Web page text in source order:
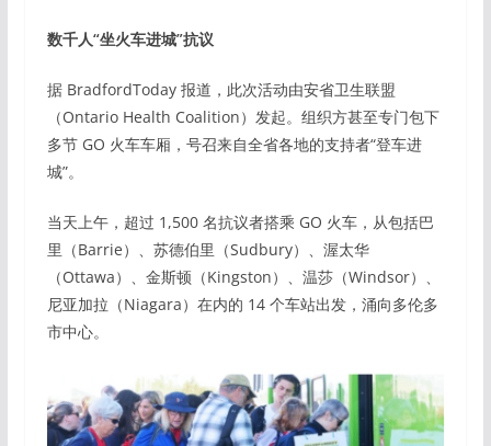
数千人“坐火车进城”抗议
据 BradfordToday 报道，此次活动由安省卫生联盟
（Ontario Health Coalition）发起。组织方甚至专门包下
多节 GO 火车车厢，号召来自全省各地的支持者“登车进
城”。
当天上午，超过 1,500 名抗议者搭乘 GO 火车，从包括巴
里（Barrie）、苏德伯里（Sudbury）、渥太华
（Ottawa）、金斯顿（Kingston）、温莎（Windsor）、
尼亚加拉（Niagara）在内的 14 个车站出发，涌向多伦多
市中心。